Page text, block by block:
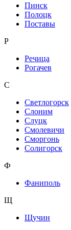
Пинск
Полоцк
Поставы
Р
Речица
Рогачев
С
Светлогорск
Слоним
Слуцк
Смолевичи
Сморгонь
Солигорск
Ф
Фаниполь
Щ
Щучин